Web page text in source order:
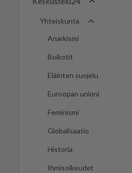
Yhteiskunta
Anarkismi
Boikotit
Eläinten suojelu
Euroopan unioni
Feminismi
Globalisaatio
Historia
Ihmisoikeudet